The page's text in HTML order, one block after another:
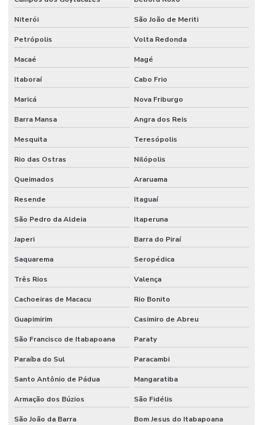
Niterói São João de Meriti
Petrópolis Volta Redonda
Macaé Magé
Itaboraí Cabo Frio
Maricá Nova Friburgo
Barra Mansa Angra dos Reis
Mesquita Teresópolis
Rio das Ostras Nilópolis
Queimados Araruama
Resende Itaguaí
São Pedro da Aldeia Itaperuna
Japeri Barra do Piraí
Saquarema Seropédica
Três Rios Valença
Cachoeiras de Macacu Rio Bonito
Guapimirim Casimiro de Abreu
São Francisco de Itabapoana Paraty
Paraíba do Sul Paracambi
Santo Antônio de Pádua Mangaratiba
Armação dos Búzios São Fidélis
São João da Barra Bom Jesus do Itabapoana